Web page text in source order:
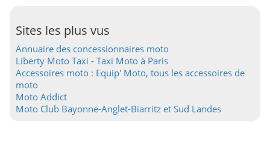
Sites les plus vus
Annuaire des concessionnaires moto
Liberty Moto Taxi - Taxi Moto à Paris
Accessoires moto : Equip' Moto, tous les accessoires de
moto
Moto Addict
Moto Club Bayonne-Anglet-Biarritz et Sud Landes